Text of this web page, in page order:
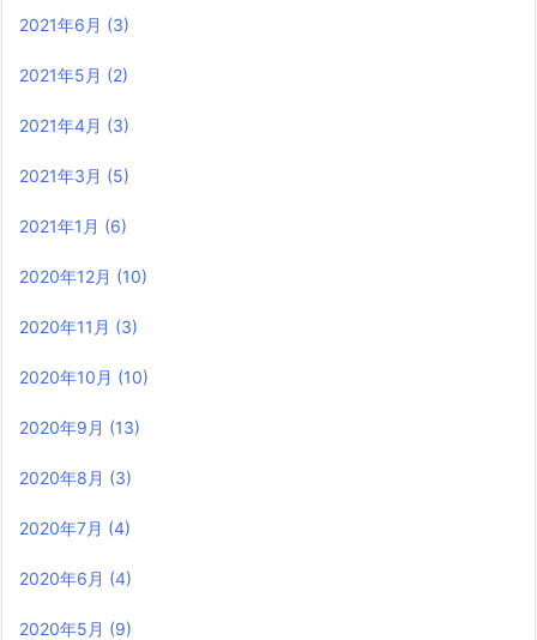
2021年6月 (3)
2021年5月 (2)
2021年4月 (3)
2021年3月 (5)
2021年1月 (6)
2020年12月 (10)
2020年11月 (3)
2020年10月 (10)
2020年9月 (13)
2020年8月 (3)
2020年7月 (4)
2020年6月 (4)
2020年5月 (9)